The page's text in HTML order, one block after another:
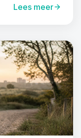
Lees meer